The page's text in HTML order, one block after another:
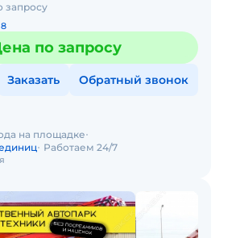
запросу
по запросу
Заказать Обратный звонок
на площадке
Работаем 24/7